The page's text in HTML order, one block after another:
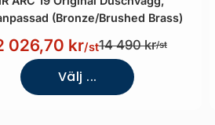
(Bronze/Brushed Brass)
026,70 kr/st14 490 kr/st
Välj ...